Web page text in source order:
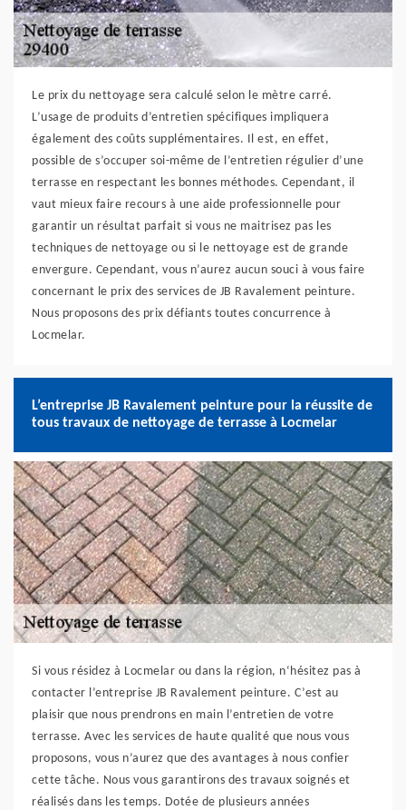
Le prix du nettoyage sera calculé selon le mètre carré.
L’usage de produits d’entretien spécifiques impliquera
également des coûts supplémentaires. Il est, en effet,
possible de s’occuper soi-même de l’entretien régulier d’une
terrasse en respectant les bonnes méthodes. Cependant, il
vaut mieux faire recours à une aide professionnelle pour
garantir un résultat parfait si vous ne maitrisez pas les
techniques de nettoyage ou si le nettoyage est de grande
envergure. Cependant, vous n’aurez aucun souci à vous faire
concernant le prix des services de JB Ravalement peinture.
Nous proposons des prix défiants toutes concurrence à
Locmelar.
L’entreprise JB Ravalement peinture pour la réussite de
tous travaux de nettoyage de terrasse à Locmelar
Si vous résidez à Locmelar ou dans la région, n‘hésitez pas à
contacter l’entreprise JB Ravalement peinture. C’est au
plaisir que nous prendrons en main l’entretien de votre
terrasse. Avec les services de haute qualité que nous vous
proposons, vous n’aurez que des avantages à nous confier
cette tâche. Nous vous garantirons des travaux soignés et
réalisés dans les temps. Dotée de plusieurs années